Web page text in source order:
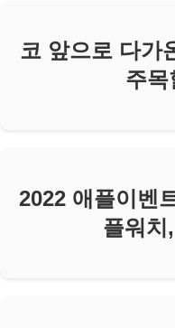
코 앞으로 다가
주목
2022 애플이벤
플워치